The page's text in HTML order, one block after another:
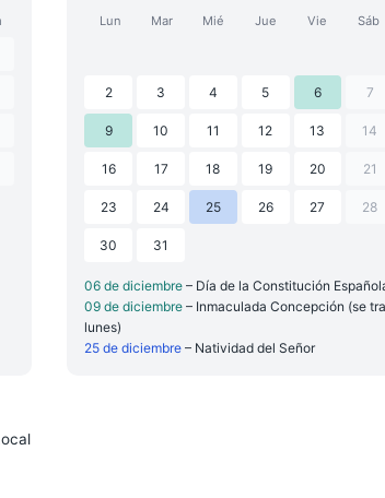
Lun Mar Mié Jue Vie Sáb
2 3 4 5 6 7
9 10 11 12 13 14
16 17 18 19 20 21
23 24 25 26 27 28
30 31
06 de diciembre– Día de la Constitución
09 de diciembre– Inmaculada Concepción (se
lunes)
25 de diciembre– Natividad del Señor